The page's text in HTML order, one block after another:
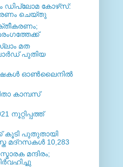
ഡിപ്ലോമ കോഴ്‌സ്:
ചെയ്തു
മത
പുതിയ
ഓൺലൈനിൽ
കാമ്പസ്
നൂറ്റിപ്പത്ത്
കൂടി പുതുതായി
മദ്റസകള്‍ 10,283
മന്ദിരം;